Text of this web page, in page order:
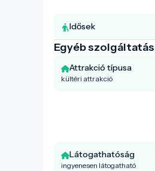
Idősek
Egyéb
Attrakció típusa
kültéri attrakció
Látogathatóság
ingyenesen látogatható